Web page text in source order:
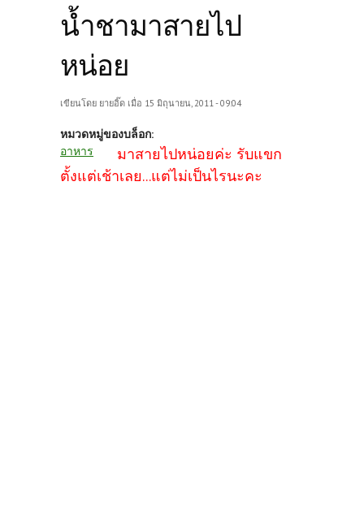
น้ำชามาสายไป
หน่อย
เขียนโดย ยายอิ๊ด เมื่อ 15 มิถุนายน, 2011 - 09:04
หมวดหมู่ของบล็อก:
อาหาร
มาสายไปหน่อยค่ะ รับแขก
ตั้งแต่เช้าเลย...แต่ไม่เป็นไรนะคะ